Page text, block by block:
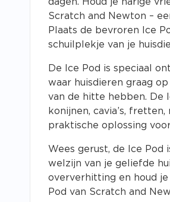
Scratch and Newton –
Plaats de bevroren Ice
schuilplekje van je
De Ice Pod is speciaal
waar huisdieren graag
van de hitte hebben. De
konijnen, cavia’s,
praktische oplossing
Wees gerust, de Ice
welzijn van je geliefde
oververhitting en houd
Pod van Scratch and